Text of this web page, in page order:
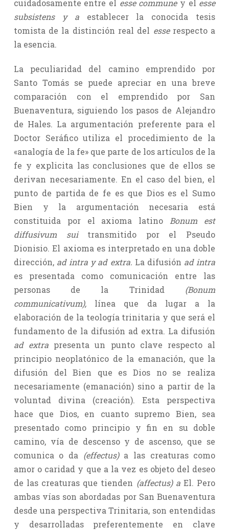
cuidadosamente entre el esse commune y el esse
subsistens y a establecer la conocida tesis
tomista de la distinción real del esse respecto a
la esencia.
La peculiaridad del camino emprendido por
Santo Tomás se puede apreciar en una breve
comparación con el emprendido por San
Buenaventura, siguiendo los pasos de Alejandro
de Hales. La argumentación preferente para el
Doctor Seráfico utiliza el procedimiento de la
«analogía de la fe» que parte de los artículos de la
fe y explicita las conclusiones que de ellos se
derivan necesariamente. En el caso del bien, el
punto de partida de fe es que Dios es el Sumo
Bien y la argumentación necesaria está
constituida por el axioma latino Bonum est
diffusivum sui transmitido por el Pseudo
Dionisio. El axioma es interpretado en una doble
dirección, ad intra y ad extra. La difusión ad intra
es presentada como comunicación entre las
personas de la Trinidad (Bonum
communicativum), línea que da lugar a la
elaboración de la teología trinitaria y que será el
fundamento de la difusión ad extra. La difusión
ad extra presenta un punto clave respecto al
principio neoplatónico de la emanación, que la
difusión del Bien que es Dios no se realiza
necesariamente (emanación) sino a partir de la
voluntad divina (creación). Esta perspectiva
hace que Dios, en cuanto supremo Bien, sea
presentado como principio y fin en su doble
camino, vía de descenso y de ascenso, que se
comunica o da (effectus) a las creaturas como
amor o caridad y que a la vez es objeto del deseo
de las creaturas que tienden (affectus) a El. Pero
ambas vías son abordadas por San Buenaventura
desde una perspectiva Trinitaria, son entendidas
y desarrolladas preferentemente en clave